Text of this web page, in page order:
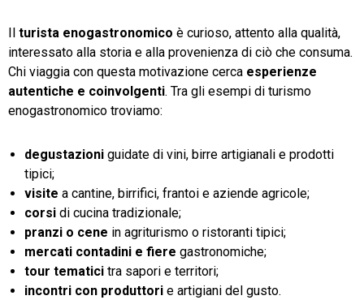
turista enogastronomico è curioso, attento alla qualità,
interessato alla storia e alla provenienza di ciò che consuma.
Chi viaggia con questa motivazione cerca esperienze
autentiche e coinvolgenti. Tra gli esempi di turismo
enogastronomico troviamo:
degustazioni guidate di vini, birre artigianali e prodotti
tipici;
visite a cantine, birrifici, frantoi e aziende agricole;
corsi di cucina tradizionale;
pranzi o cene in agriturismo o ristoranti tipici;
mercati contadini e fiere gastronomiche;
tour tematici tra sapori e territori;
incontri con produttori e artigiani del gusto.